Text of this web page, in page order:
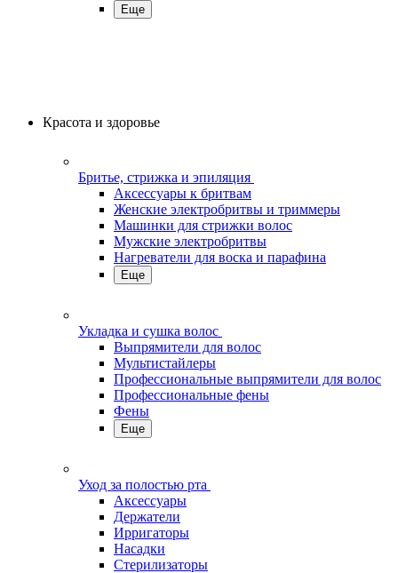
Еще
Красота и здоровье
Бритье, стрижка и эпиляция
Аксессуары к бритвам
Женские электробритвы и триммеры
Машинки для стрижки волос
Мужские электробритвы
Нагреватели для воска и парафина
Еще
Укладка и сушка волос
Выпрямители для волос
Мультистайлеры
Профессиональные выпрямители для волос
Профессиональные фены
Фены
Еще
Уход за полостью рта
Аксессуары
Держатели
Ирригаторы
Насадки
Стерилизаторы